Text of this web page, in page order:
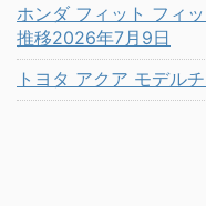
ホンダ フィット フィ
推移2026年7月9日
トヨタ アクア モデル